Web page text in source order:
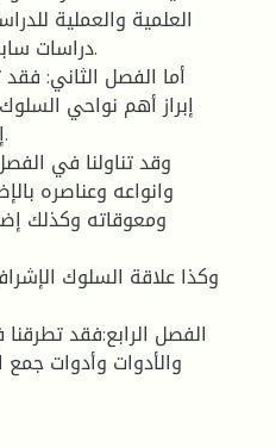
العلمية والعملية
دراسات
أما الفصل الثاني: فقد
إبراز أهم نواحي
وقد تناولنا في
وانواعه وعناصره
ومعوقاته وكذلك
وكذا علاقة السلوك
الفصل الرابع:فقد
والأدوات وأدوات جمع